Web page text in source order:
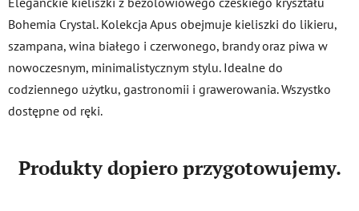
Bohemia Crystal. Kolekcja Apus obejmuje kieliszki do likieru,
szampana, wina białego i czerwonego, brandy oraz piwa w
nowoczesnym, minimalistycznym stylu. Idealne do
codziennego użytku, gastronomii i grawerowania. Wszystko
dostępne od ręki.
Produkty dopiero przygotowujemy.